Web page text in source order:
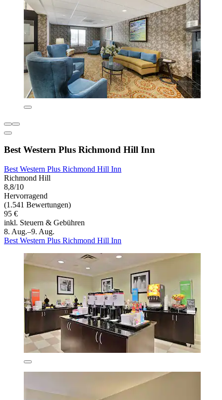
Best Western Plus Richmond Hill Inn
Best Western Plus Richmond Hill Inn
Richmond Hill
8,8/10
Hervorragend
(1.541 Bewertungen)
95 €
inkl. Steuern & Gebühren
8. Aug.–9. Aug.
Best Western Plus Richmond Hill Inn